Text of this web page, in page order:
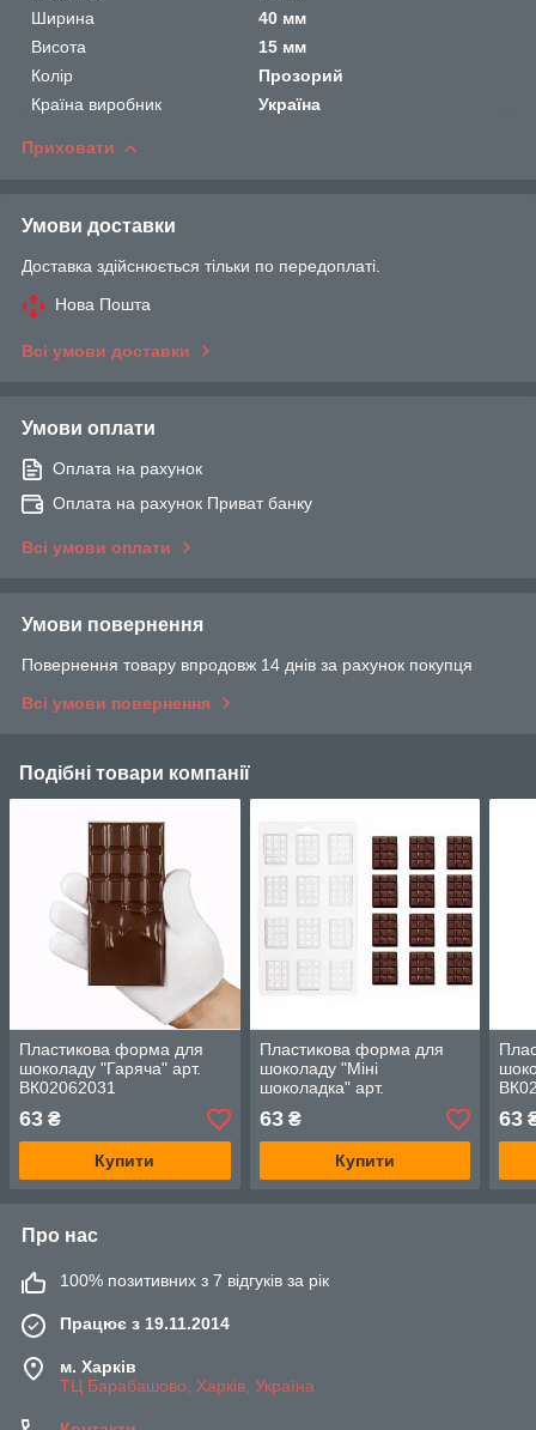
Ширина
40 мм
Висота
15 мм
Колір
Прозорий
Країна виробник
Україна
Приховати
Умови доставки
Доставка здійснюється тільки по передоплаті.
Нова Пошта
Всі умови доставки
Умови оплати
Оплата на рахунок
Оплата на рахунок Приват банку
Всі умови оплати
Умови повернення
Повернення товару впродовж 14 днів за рахунок покупця
Всі умови повернення
Подібні товари компанії
Пластикова форма для
шоколаду "Гаряча" арт.
ВК02062031
63 ₴
Купити
Пластикова форма для
шоколаду "Міні
шоколадка" арт.
ВК02062039
63₴
Купити
63
Про нас
100% позитивних з 7 відгуків за рік
Працює з 19.11.2014
м. Харків
ТЦ Барабашово, Харків, Україна